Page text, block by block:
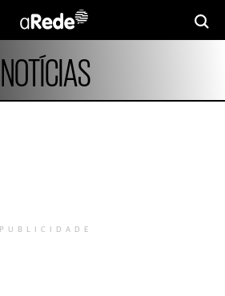
NOTÍCIAS
PUBLICIDADE